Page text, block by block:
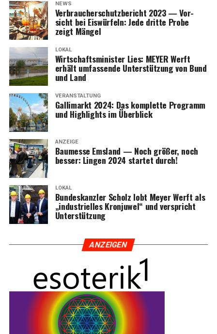
NEWS
Ver­brau­cher­schutz­be­richt 2023 — Vor­
sicht bei Eis­wür­feln: Jede drit­te Pro­be
zeigt Mängel
LOKAL
Wirt­schafts­mi­nis­ter Lies: MEYER Werft
erhält umfas­sen­de Unter­stüt­zung von Bund
und Land
VERANSTALTUNG
Gal­li­markt 2024: Das kom­plet­te Pro­gramm
und High­lights im Überblick
ANZEIGE
Bau­mes­se Ems­land — Noch grö­ßer, noch
bes­ser: Lin­gen 2024 star­tet durch!
LOKAL
Bun­des­kanz­ler Scholz lobt Mey­er Werft als
„indus­tri­el­les Kron­ju­wel“ und ver­spricht
Unterstützung
ANZEI­GEN